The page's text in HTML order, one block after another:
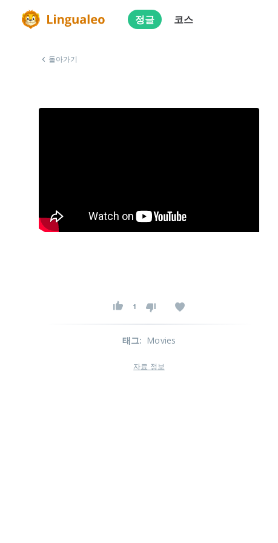
정글 코스
돌아가기
1
태그: Movies
자료 정보